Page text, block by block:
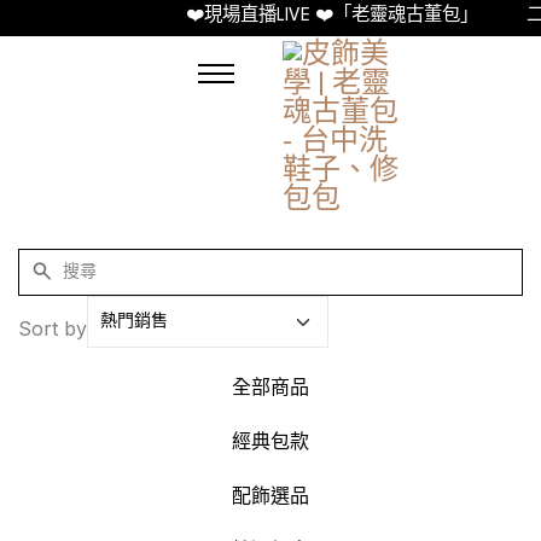
❤️現場直播LIVE ❤️「老靈魂古董包」
Sort by
全部商品
經典包款
配飾選品